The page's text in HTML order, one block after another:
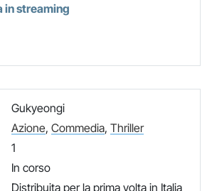
in streaming
Gukyeongi
Azione, Commedia, Thriller
1
In corso
Distribuita per la prima volta in Italia